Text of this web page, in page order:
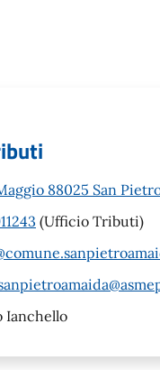
88025 San
(Ufficio Tributi)
Ianchello